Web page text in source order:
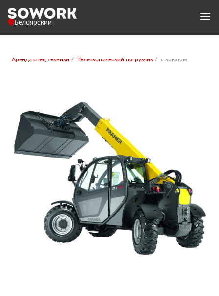
Белоярский
Аренда спец.техники Телескопический погрузчик с ковшом